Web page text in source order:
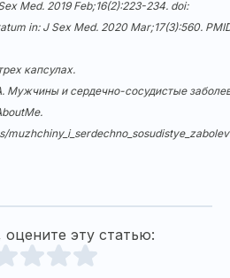
Med. 2019 Feb;16(2):223-234. doi:
in: J Sex Med. 2020 Mar;17(3):560.
капсулах.
Мужчины и сердечно-сосудистые
эту статью: